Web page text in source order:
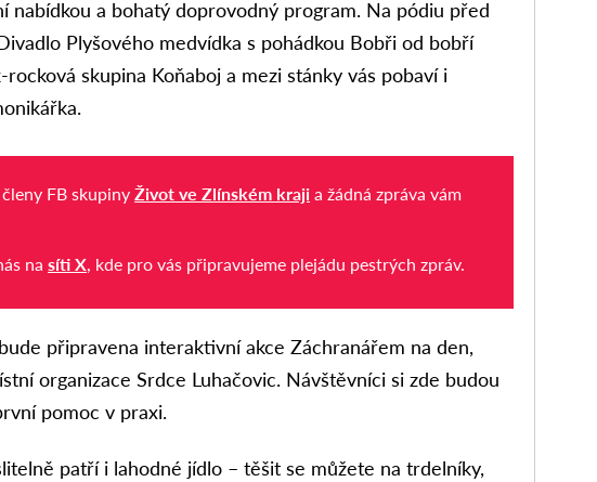
nabídkou a bohatý doprovodný program. Na pódiu před
Plyšového medvídka s pohádkou Bobři od bobří
skupina Koňaboj a mezi stánky vás pobaví i
členy FB skupinyŽivot ve Zlínském kraji a žádná zpráva vám
nasíti X , kde pro vás připravujeme plejádu pestrých zpráv.
připravena interaktivní akce Záchranářem na den,
organizace Srdce Luhačovic. Návštěvníci si zde budou
pomoc v praxi.
patří i lahodné jídlo – těšit se můžete na trdelníky,